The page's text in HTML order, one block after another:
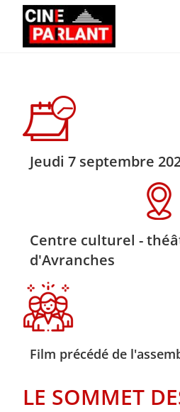
Jeudi 7 septembre
Centre culturel -
d'Avranches
Film précédé de
LE SOMMET